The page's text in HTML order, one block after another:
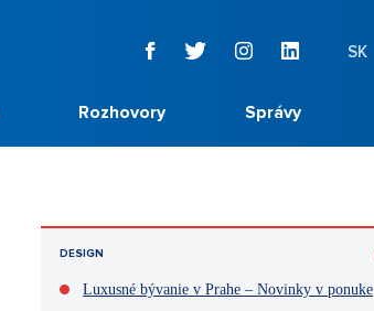
SK
Rozhovory Správy
DESIGN
Luxusné bývanie v Prahe – Novinky v ponuke